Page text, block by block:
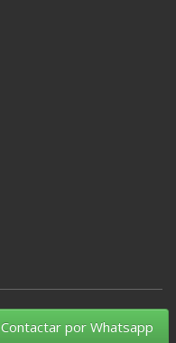
Contactar por Whatsapp